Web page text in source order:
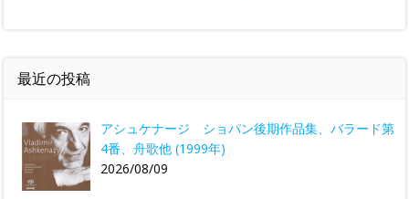
最近の投稿
アシュケナージ ショパン後期作品集、バラード第
4番、舟歌他 (1999年)
2026/08/09